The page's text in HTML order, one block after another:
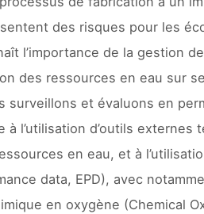
des risques pour les
l’importance de la gestion
des ressources en eau sur
surveillons et évaluons en
à l’utilisation d’outils
en eau, et à
data, EPD), avec
en oxygène (Chemical